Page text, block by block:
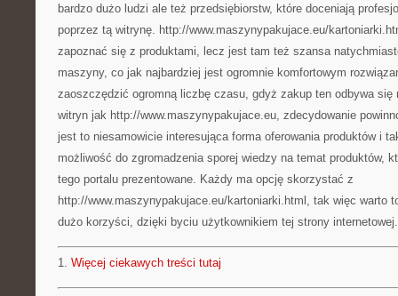
bardzo dużo ludzi ale też przedsiębiorstw, które doceniają
poprzez tą witrynę. http://www.maszynypakujace.eu/
zapoznać się z produktami, lecz jest tam też szansa
maszyny, co jak najbardziej jest ogromnie komfortowym
zaoszczędzić ogromną liczbę czasu, gdyż zakup ten odbywa
witryn jak http://www.maszynypakujace.eu, zdecydowanie
jest to niesamowicie interesująca forma oferowania produktów i
możliwość do zgromadzenia sporej wiedzy na temat produktów,
tego portalu prezentowane. Każdy ma opcję skorzystać z
http://www.maszynypakujace.eu/kartoniarki.html, tak więc warto
dużo korzyści, dzięki byciu użytkownikiem tej strony internetowej.
1. Więcej ciekawych treści tutaj